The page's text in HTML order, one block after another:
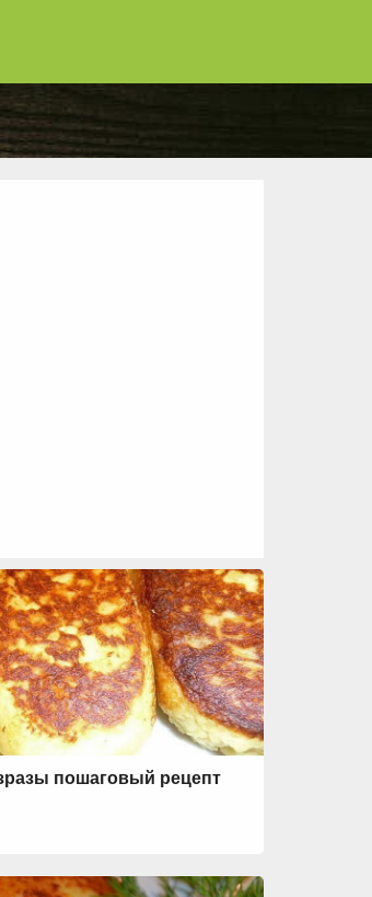
пошаговый рецепт